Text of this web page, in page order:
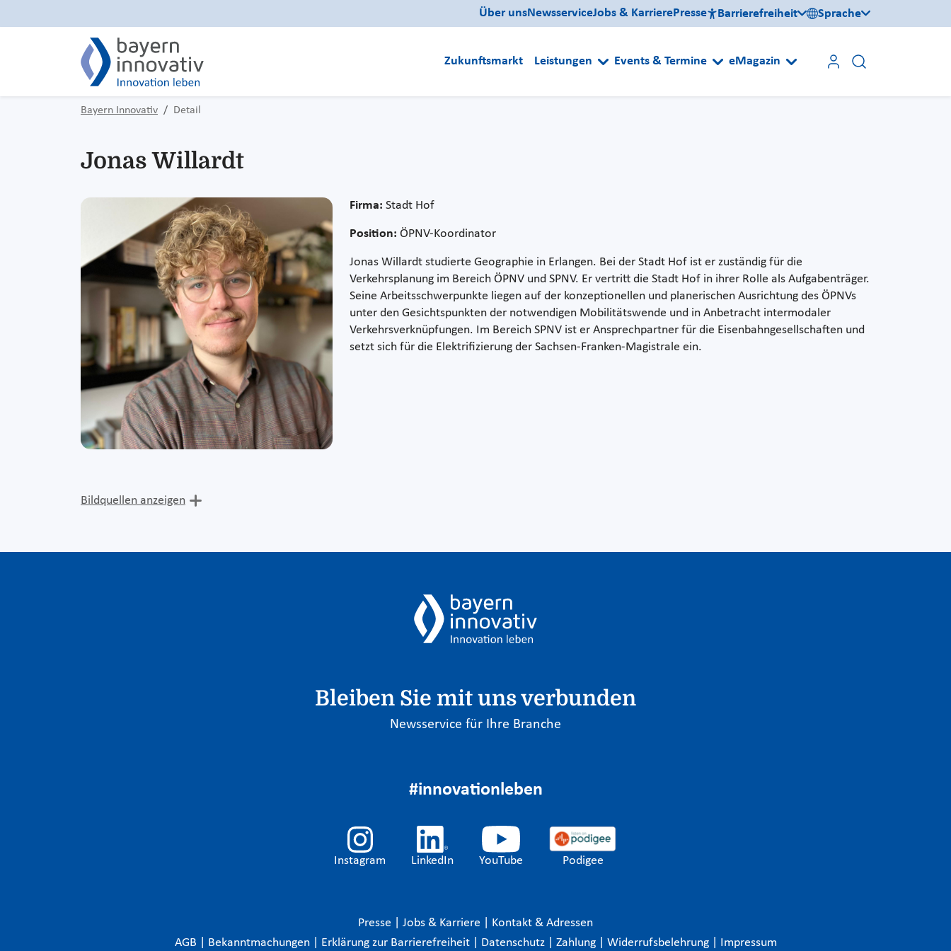
Über unsNewsserviceJobs & KarrierePresse Barrierefreiheit Sprache
Zukunftsmarkt Leistungen Events & Termine eMagazin
Bayern Innovativ Detail
Jonas Willardt
Firma: Stadt Hof
Position: ÖPNV-Koordinator
Jonas Willardt studierte Geographie in Erlangen. Bei der Stadt Hof ist er zuständig für die
Verkehrsplanung im Bereich ÖPNV und SPNV. Er vertritt die Stadt Hof in ihrer Rolle als Aufgabenträger.
Seine Arbeitsschwerpunkte liegen auf der konzeptionellen und planerischen Ausrichtung des ÖPNVs
unter den Gesichtspunkten der notwendigen Mobilitätswende und in Anbetracht intermodaler
Verkehrsverknüpfungen. Im Bereich SPNV ist er Ansprechpartner für die Eisenbahngesellschaften und
setzt sich für die Elektrifizierung der Sachsen-Franken-Magistrale ein.
Bildquellen anzeigen
Bleiben Sie mit uns verbunden
Newsservice für Ihre Branche
#innovationleben
Instagram LinkedIn YouTube Podigee
Presse Jobs & Karriere
Kontakt & Adressen
AGB
Bekanntmachungen Erklärung zur Barrierefreiheit Datenschutz Zahlung Widerrufsbelehrung Impressum